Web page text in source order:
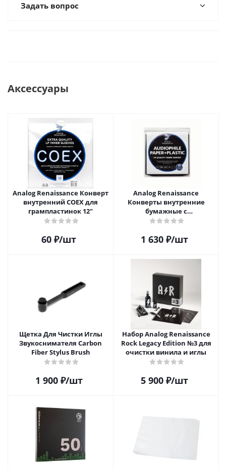
Задать вопрос
Аксессуары
Analog Renaissance Конверт
внутренний COEX для
грампластинок 12"
60 ₽/шт
Analog Renaissance
Конверты внутренние
бумажные с
антистатическим пакетом
Audiophile Paper+Plastic (25
1 630₽/шт
Щетка Для Чистки Иглы
Звукоснимателя Carbon
Fiber Stylus Brush
1 900₽/шт
Набор Analog Renaissance
Rock Legacy Edition №3 для
очистки винила и иглы
5 900₽/шт